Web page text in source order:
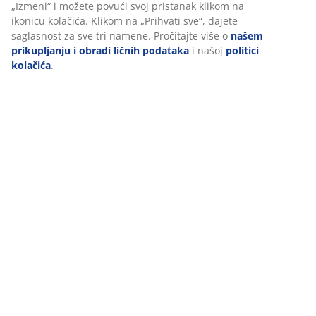
u raznim bojama. Š18 x D30 x V18 cm
Šifra artikla: 6400095
„Izmeni“ i možete povući svoj pristanak klikom na
ikonicu kolačića. Klikom na „Prihvati sve“, dajete
saglasnost za sve tri namene. Pročitajte više o našem
prikupljanju i obradi ličnih podataka i našoj politici
kolačića.